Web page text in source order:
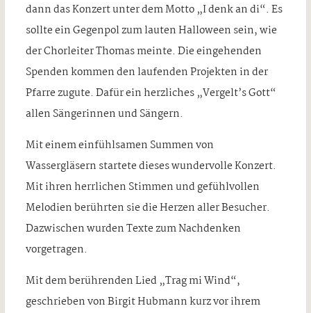
dann das Konzert unter dem Motto „I denk an di“. Es
sollte ein Gegenpol zum lauten Halloween sein, wie
der Chorleiter Thomas meinte. Die eingehenden
Spenden kommen den laufenden Projekten in der
Pfarre zugute. Dafür ein herzliches „Vergelt’s Gott“
allen Sängerinnen und Sängern.
Mit einem einfühlsamen Summen von
Wassergläsern startete dieses wundervolle Konzert.
Mit ihren herrlichen Stimmen und gefühlvollen
Melodien berührten sie die Herzen aller Besucher.
Dazwischen wurden Texte zum Nachdenken
vorgetragen.
Mit dem berührenden Lied „Trag mi Wind“,
geschrieben von Birgit Hubmann kurz vor ihrem